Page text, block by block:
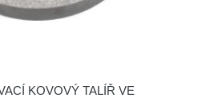
KOVOVÝ TALÍŘ VE